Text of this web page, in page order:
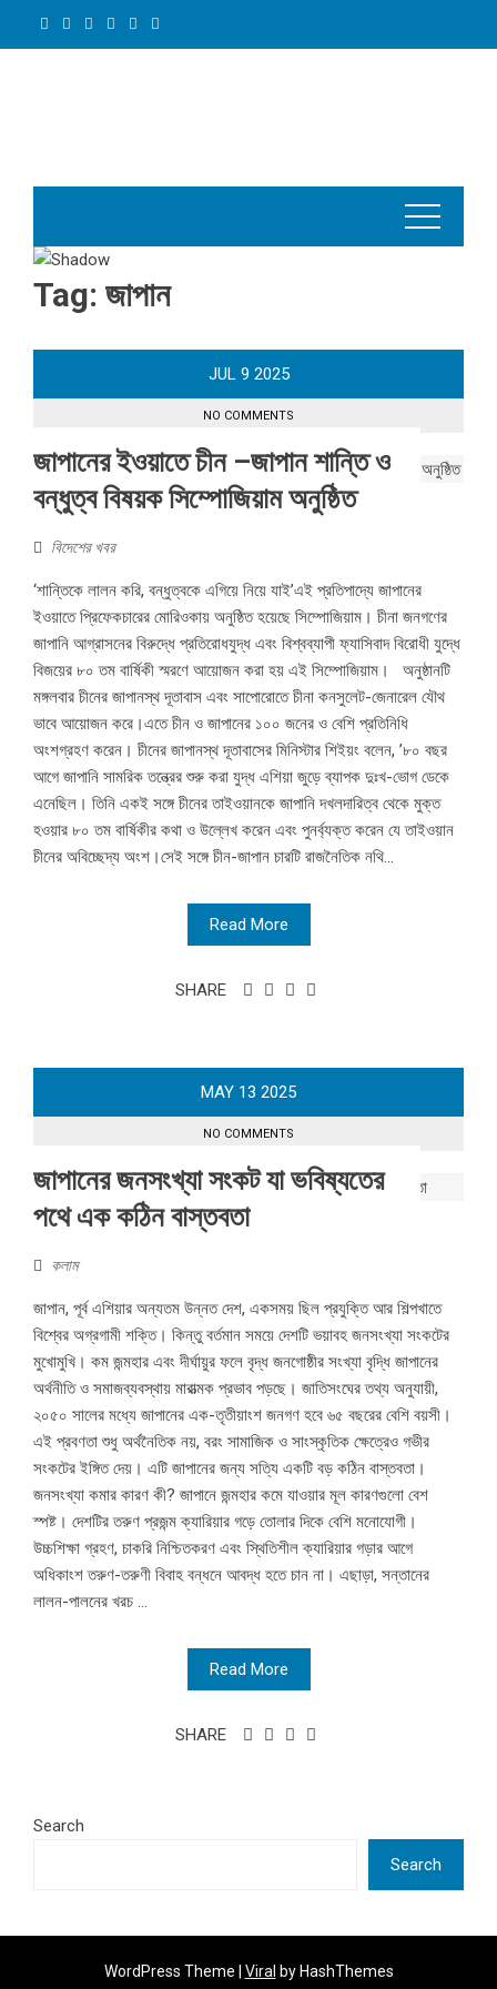
Tag: জাপান
JUL 9 2025
NO COMMENTS
জাপানের ইওয়াতে চীন –জাপান শান্তি ও
বন্ধুত্ব বিষয়ক সিম্পোজিয়াম অনুষ্ঠিত
বিদেশের খবর
‘শান্তিকে লালন করি, বন্ধুত্বকে এগিয়ে নিয়ে যাই’এই প্রতিপাদ্যে জাপানের
ইওয়াতে প্রিফেকচারের মোরিওকায় অনুষ্ঠিত হয়েছে সিম্পোজিয়াম। চীনা জনগণের
জাপানি আগ্রাসনের বিরুদ্ধে প্রতিরোধযুদ্ধ এবং বিশ্বব্যাপী ফ্যাসিবাদ বিরোধী যুদ্ধে
বিজয়ের ৮০ তম বার্ষিকী স্মরণে আয়োজন করা হয় এই সিম্পোজিয়াম। অনুষ্ঠানটি
মঙ্গলবার চীনের জাপানস্থ দূতাবাস এবং সাপোরোতে চীনা কনসুলেট-জেনারেল যৌথ
ভাবে আয়োজন করে।এতে চীন ও জাপানের ১০০ জনের ও বেশি প্রতিনিধি
অংশগ্রহণ করেন। চীনের জাপানস্থ দূতাবাসের মিনিস্টার শিইয়ং বলেন, ’৮০ বছর
আগে জাপানি সামরিক তন্ত্রের শুরু করা যুদ্ধ এশিয়া জুড়ে ব্যাপক দুঃখ-ভোগ ডেকে
এনেছিল। তিনি একই সঙ্গে চীনের তাইওয়ানকে জাপানি দখলদারিত্ব থেকে মুক্ত
হওয়ার ৮০ তম বার্ষিকীর কথা ও উল্লেখ করেন এবং পুনর্ব্যক্ত করেন যে তাইওয়ান
চীনের অবিচ্ছেদ্য অংশ।সেই সঙ্গে চীন-জাপান চারটি রাজনৈতিক নথি...
Read More
SHARE
MAY 13 2025
NO COMMENTS
জাপানের জনসংখ্যা সংকট যা ভবিষ্যতের
পথে এক কঠিন বাস্তবতা
কলাম
জাপান, পূর্ব এশিয়ার অন্যতম উন্নত দেশ, একসময় ছিল প্রযুক্তি আর শিল্পখাতে
বিশ্বের অগ্রগামী শক্তি। কিন্তু বর্তমান সময়ে দেশটি ভয়াবহ জনসংখ্যা সংকটের
মুখোমুখি। কম জন্মহার এবং দীর্ঘায়ুর ফলে বৃদ্ধ জনগোষ্ঠীর সংখ্যা বৃদ্ধি জাপানের
অর্থনীতি ও সমাজব্যবস্থায় মারাত্মক প্রভাব পড়ছে। জাতিসংঘের তথ্য অনুযায়ী,
২০৫০ সালের মধ্যে জাপানের এক-তৃতীয়াংশ জনগণ হবে ৬৫ বছরের বেশি বয়সী।
এই প্রবণতা শুধু অর্থনৈতিক নয়, বরং সামাজিক ও সাংস্কৃতিক ক্ষেত্রেও গভীর
সংকটের ইঙ্গিত দেয়। এটি জাপানের জন্য সত্যি একটি বড় কঠিন বাস্তবতা।
জনসংখ্যা কমার কারণ কী? জাপানে জন্মহার কমে যাওয়ার মূল কারণগুলো বেশ
স্পষ্ট। দেশটির তরুণ প্রজন্ম ক্যারিয়ার গড়ে তোলার দিকে বেশি মনোযোগী।
উচ্চশিক্ষা গ্রহণ, চাকরি নিশ্চিতকরণ এবং স্থিতিশীল ক্যারিয়ার গড়ার আগে
অধিকাংশ তরুণ-তরুণী বিবাহ বন্ধনে আবদ্ধ হতে চান না। এছাড়া, সন্তানের
লালন-পালনের খরচ ...
Read More
SHARE
Search
Search
WordPress Theme | Viral by HashThemes